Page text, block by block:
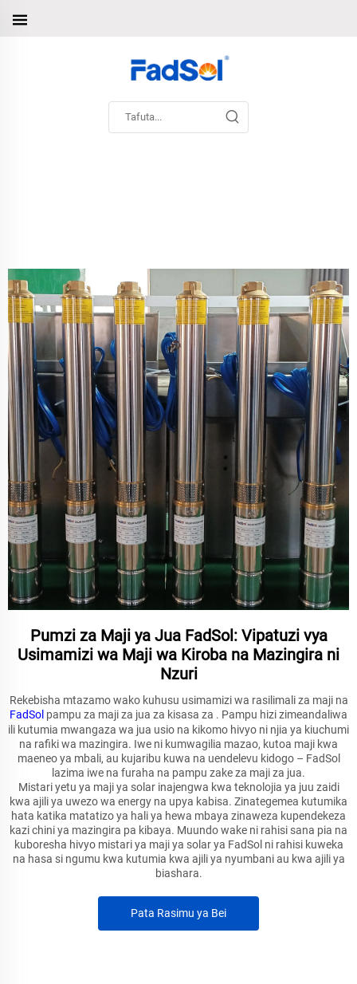
Pumzi za Maji ya Jua FadSol: Vipatuzi vya
Usimamizi wa Maji wa Kiroba na Mazingira ni
Nzuri
Rekebisha mtazamo wako kuhusu usimamizi wa rasilimali za maji na
FadSol pampu za maji za jua za kisasa za . Pampu hizi zimeandaliwa
ili kutumia mwangaza wa jua usio na kikomo hivyo ni njia ya kiuchumi
na rafiki wa mazingira. Iwe ni kumwagilia mazao, kutoa maji kwa
maeneo ya mbali, au kujaribu kuwa na uendelevu kidogo – FadSol
lazima iwe na furaha na pampu zake za maji za jua.
Mistari yetu ya maji ya solar inajengwa kwa teknolojia ya juu zaidi
kwa ajili ya uwezo wa energy na upya kabisa. Zinategemea kutumika
hata katika matatizo ya hali ya hewa mbaya zinaweza kupendekeza
kazi chini ya mazingira pa kibaya. Muundo wake ni rahisi sana pia na
kuboresha hivyo mistari ya maji ya solar ya FadSol ni rahisi kuweka
na hasa si ngumu kwa kutumia kwa ajili ya nyumbani au kwa ajili ya
biashara.
Pata Rasimu ya Bei